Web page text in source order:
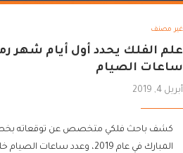
غير مصنف
علم الفلك يحدد أول أيام شهر
ساعات الصيام
أبريل 4, 2019
كشف باحث فلكي متخصص عن توقعاته
المبارك في عام 2019، وعدد ساعات الصيام خلال الشهر.